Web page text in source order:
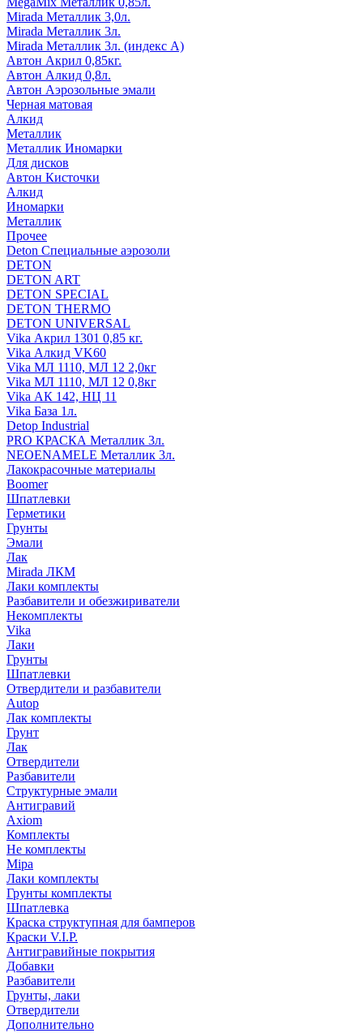
Mirada Металлик 3,0л.
Mirada Металлик 3л.
Mirada Металлик 3л. (индекс А)
Автон Акрил 0,85кг.
Автон Алкид 0,8л.
Автон Аэрозольные эмали
Черная матовая
Алкид
Металлик
Металлик Иномарки
Для дисков
Автон Кисточки
Алкид
Иномарки
Металлик
Прочее
Deton Специальные аэрозоли
DETON
DETON ART
DETON SPECIAL
DETON THERMO
DETON UNIVERSAL
Vika Акрил 1301 0,85 кг.
Vika Алкид VK60
Vika МЛ 1110, МЛ 12 2,0кг
Vika МЛ 1110, МЛ 12 0,8кг
Vika АК 142, НЦ 11
Vika База 1л.
Detop Industrial
PRO КРАСКА Металлик 3л.
NEOENAMELE Металлик 3л.
Лакокрасочные материалы
Boomer
Шпатлевки
Герметики
Грунты
Эмали
Лак
Mirada ЛКМ
Лаки комплекты
Разбавители и обезжириватели
Некомплекты
Vika
Лаки
Грунты
Шпатлевки
Отвердители и разбавители
Autop
Лак комплекты
Грунт
Лак
Отвердители
Разбавители
Структурные эмали
Антигравий
Axiom
Комплекты
Не комплекты
Mipa
Лаки комплекты
Грунты комплекты
Шпатлевка
Краска структупная для бамперов
Краски V.I.P.
Антигравийные покрытия
Добавки
Разбавители
Грунты, лаки
Отвердители
Дополнительно